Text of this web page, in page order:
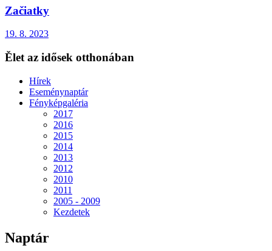
Začiatky
19. 8. 2023
Ělet az idősek otthonában
Hírek
Eseménynaptár
Fényképgaléria
2017
2016
2015
2014
2013
2012
2010
2011
2005 - 2009
Kezdetek
Naptár